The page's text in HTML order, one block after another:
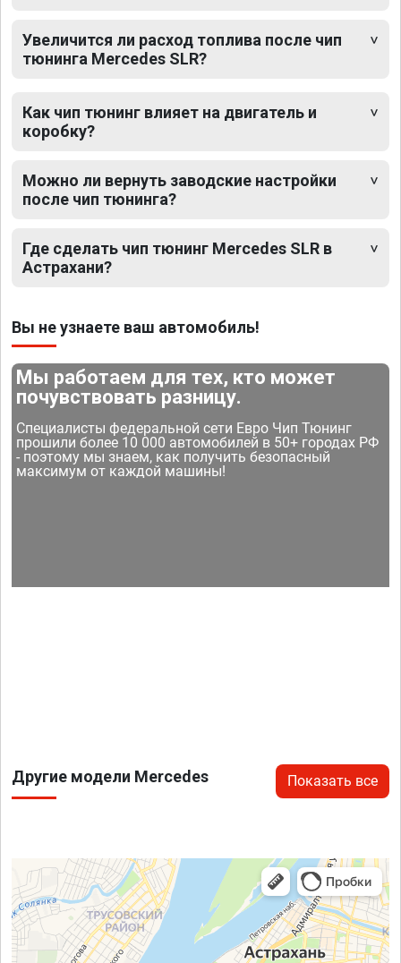
Увеличится ли расход топлива после чип
тюнинга Mercedes SLR?
Как чип тюнинг влияет на двигатель и
коробку?
Можно ли вернуть заводские настройки
после чип тюнинга?
Где сделать чип тюнинг Mercedes SLR в
Астрахани?
Вы не узнаете ваш автомобиль!
Мы работаем для тех, кто может
почувствовать разницу.
Специалисты федеральной сети Евро Чип Тюнинг
прошили более 10 000 автомобилей в 50+ городах РФ
- поэтому мы знаем, как получить безопасный
максимум от каждой машины!
Другие модели Mercedes Показать все